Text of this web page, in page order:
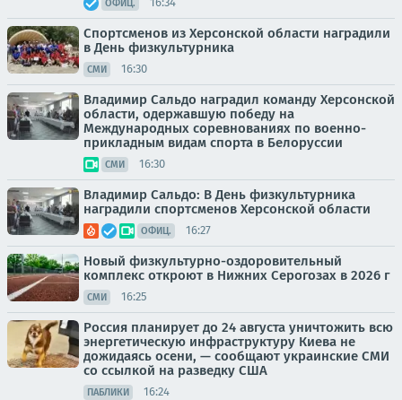
ОФИЦ.
Спортсменов из Херсонской области наградили
в День физкультурника
СМИ 16:30
Владимир Сальдо наградил команду Херсонской
области, одержавшую победу на
Международных соревнованиях по военно-
прикладным видам спорта в Белоруссии
СМИ 16:30
Владимир Сальдо: В День физкультурника
наградили спортсменов Херсонской области
ОФИЦ. 16:27
Новый физкультурно-оздоровительный
комплекс откроют в Нижних Серогозах в 2026 г
СМИ 16:25
Россия планирует до 24 августа уничтожить всю
энергетическую инфраструктуру Киева не
дожидаясь осени, — сообщают украинские СМИ
со ссылкой на разведку США
ПАБЛИКИ 16:24